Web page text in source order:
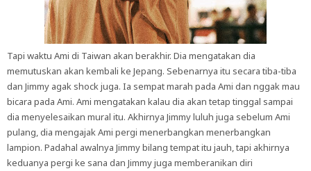
Tapi waktu Ami di Taiwan akan berakhir. Dia mengatakan dia
memutuskan akan kembali ke Jepang. Sebenarnya itu secara tiba-tiba
dan Jimmy agak shock juga. Ia sempat marah pada Ami dan nggak mau
bicara pada Ami. Ami mengatakan kalau dia akan tetap tinggal sampai
dia menyelesaikan mural itu. Akhirnya Jimmy luluh juga sebelum Ami
pulang, dia mengajak Ami pergi menerbangkan menerbangkan
lampion. Padahal awalnya Jimmy bilang tempat itu jauh, tapi akhirnya
keduanya pergi ke sana dan Jimmy juga memberanikan diri